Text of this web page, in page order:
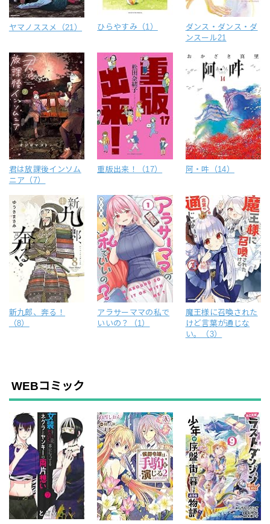
ヤマノススメ（21） ひらやすみ（1）
ダンス・ダンス・ダ
ンスール21
君は放課後インソム
ニア（7）
重版出来！（17） 阿・吽（14）
新九郎、奔る！
（8）
アラサーママの私で
いいの？（1）
魔王様に召喚された
けど言葉が通じな
い。（3）
WEBコミック